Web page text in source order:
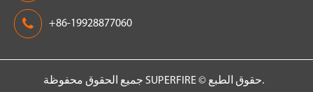
+86-19928877060
حقوق الطبع ©SUPERFIRE جميع الحقوق محفوظة.